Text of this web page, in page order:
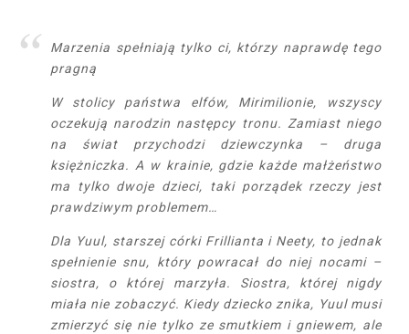
Marzenia spełniają tylko ci, którzy naprawdę tego
pragną
W stolicy państwa elfów, Mirimilionie, wszyscy
oczekują narodzin następcy tronu. Zamiast niego
na świat przychodzi dziewczynka – druga
księżniczka. A w krainie, gdzie każde małżeństwo
ma tylko dwoje dzieci, taki porządek rzeczy jest
prawdziwym problemem…
Dla Yuul, starszej córki Frillianta i Neety, to jednak
spełnienie snu, który powracał do niej nocami –
siostra, o której marzyła. Siostra, której nigdy
miała nie zobaczyć. Kiedy dziecko znika, Yuul musi
zmierzyć się nie tylko ze smutkiem i gniewem, ale